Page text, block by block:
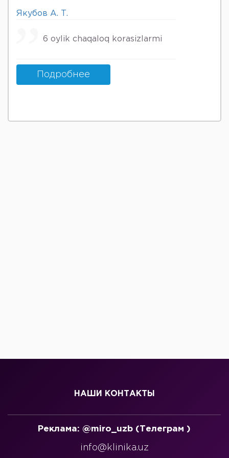
Якубов А. Т.
6 oylik chaqaloq korasizlarmi
Подробнее
НАШИ КОНТАКТЫ
Реклама: @miro_uzb (Телеграм )
info@klinika.uz